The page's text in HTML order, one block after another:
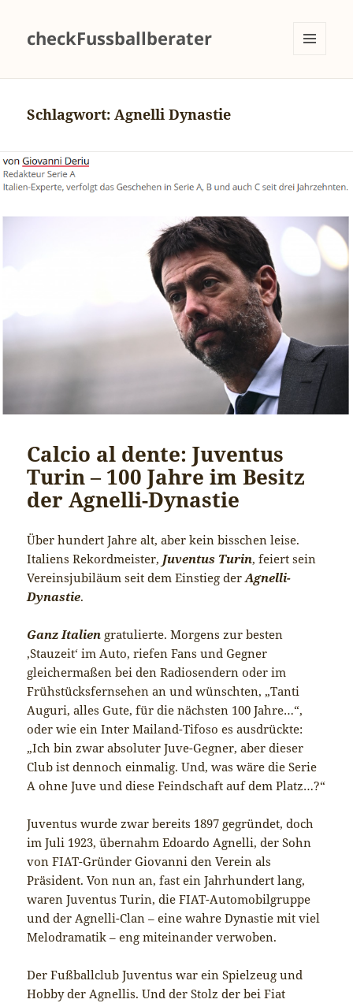
checkFussballberater
UND
Schlagwort:Agnelli Dynastie
Calcio al dente: Juventus
Turin – 100 Jahre im Besitz
der Agnelli-Dynastie
Über hundert Jahre alt, aber kein bisschen leise.
Italiens Rekordmeister, Juventus Turin, feiert sein
Vereinsjubiläum seit dem Einstieg derAgnelli-
Dynastie.
Ganz Italien gratulierte. Morgens zur besten
‚Stauzeit‘ im Auto, riefen Fans und Gegner
gleichermaßen bei den Radiosendern oder im
Frühstücksfernsehen an und wünschten, „Tanti
Auguri, alles Gute, für die nächsten 100 Jahre…“,
oder wie ein Inter Mailand-Tifoso es ausdrückte:
„Ich bin zwar absoluter Juve-Gegner, aber dieser
Club ist dennoch einmalig. Und, was wäre die Serie
A ohne Juve und diese Feindschaft auf dem Platz…?“
Juventus wurde zwar bereits 1897 gegründet, doch
im Juli 1923, übernahm Edoardo Agnelli, der Sohn
von FIAT-Gründer Giovanni den Verein als
Präsident. Von nun an, fast ein Jahrhundert lang,
waren Juventus Turin, die FIAT-Automobilgruppe
und der Agnelli-Clan – eine wahre Dynastie mit viel
Melodramatik – eng miteinander verwoben.
Der Fußballclub Juventus war ein Spielzeug und
Hobby der Agnellis. Und der Stolz der bei Fiat